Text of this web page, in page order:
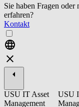
Sie haben Fragen oder
erfahren?
Kontakt
USU IT Asset
Management
USU